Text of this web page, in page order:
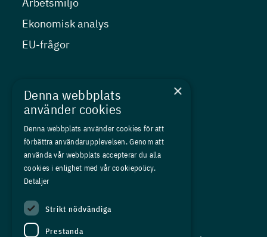
Ekonomisk analys
EU-frågor
Kurser
Medlemskap
Om oss
Press
In English
Adress:
×
Denna webbplats
använder cookies
Denna webbplats använder cookies för att
förbättra användarupplevelsen. Genom att
använda vår webbplats accepterar du alla
cookies i enlighet med vår cookiepolicy.
Detaljer
Strikt nödvändiga
Prestanda